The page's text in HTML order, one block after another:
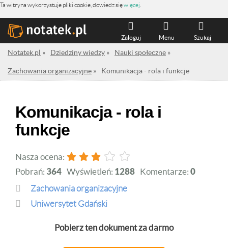
Ta witryna wykorzystuje pliki cookie, dowiedz sięwięcej
Szukaj
Menu
Zaloguj
Notatek.pl » Dziedziny wiedzy » Nauki społeczne »
Zachowania organizacyjne » Komunikacja - rola i funkcje
Komunikacja - rola i
funkcje
Nasza ocena:
Pobrań: 364 Wyświetleń: 1288 Komentarze: 0
Zachowania organizacyjne
Uniwersytet Gdański
Pobierz ten dokument za darmo